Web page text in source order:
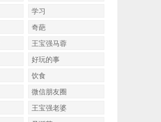
学习
奇葩
王宝强马蓉
好玩的事
饮食
微信朋友圈
王宝强老婆